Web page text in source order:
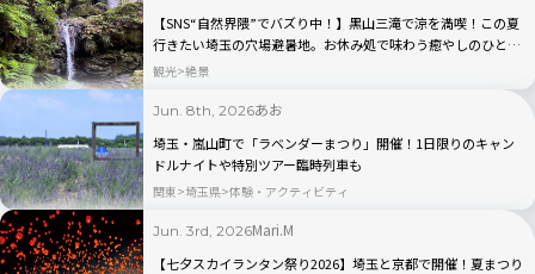
【SNS“自然界隈”でバズり中！】黒山三滝で涼を満喫！この夏
行きたい埼玉の穴場避暑地。お休み処で味わう癒やしのひとと
き｜埼玉県越生町
観光 絶景
Jun. 8th, 2026あお
埼玉・嵐山町で「ラベンダーまつり」開催！1日限りのキャン
ドルナイトや特別ツアー臨時列車も
関東 埼玉県 体験・アクティビティ
Jun. 3rd, 2026Mari.M
【七夕スカイランタン祭り2026】埼玉と京都で開催！夏まつり